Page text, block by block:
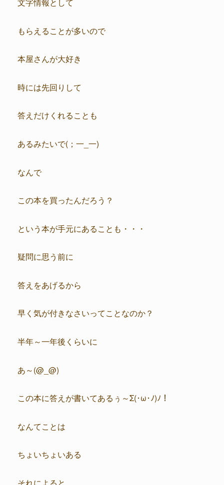
もらえることが多いので
本屋さんが大好き
時には先回りして
答えだけくれることも
あるみたいで(；一_一)
なんで
この本を買ったんだろう？
という本が手元にあることも・・・
疑問に思う前に
答えをあげるから
早く気が付きなさいってことなのか？
半年～一年後くらいに
あ～(@_@)
この本に答えが書いてあるぅ～Σ(･ω･ﾉ)ﾉ！
なんてことは
ちょいちょいある
それによると